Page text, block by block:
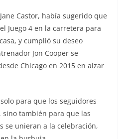
Castor, había sugerido que
Juego 4 en la carretera para
y cumplió su deseo
Jon Cooper se
Chicago en 2015 en alzar
para que los seguidores
también para que las
se unieran a la celebración,